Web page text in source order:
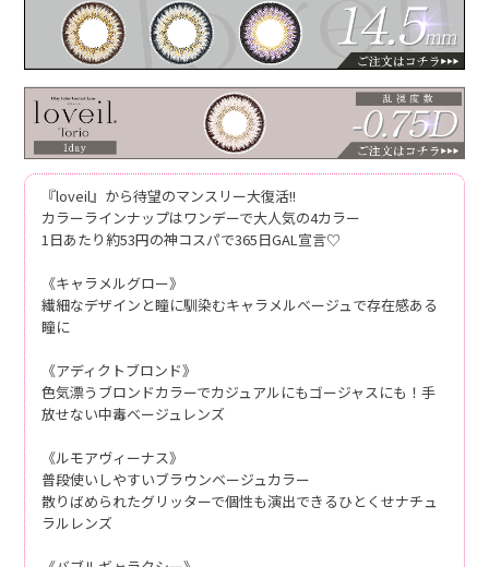
『loveil』から待望のマンスリー大復活!!
カラーラインナップはワンデーで大人気の4カラー
1日あたり約53円の神コスパで365日GAL宣言♡
《キャラメルグロー》
繊細なデザインと瞳に馴染むキャラメルベージュで存在感ある
瞳に
《アディクトブロンド》
色気漂うブロンドカラーでカジュアルにもゴージャスにも！手
放せない中毒ベージュレンズ
《ルモアヴィーナス》
普段使いしやすいブラウンベージュカラー
散りばめられたグリッターで個性も演出できるひとくせナチュ
ラルレンズ